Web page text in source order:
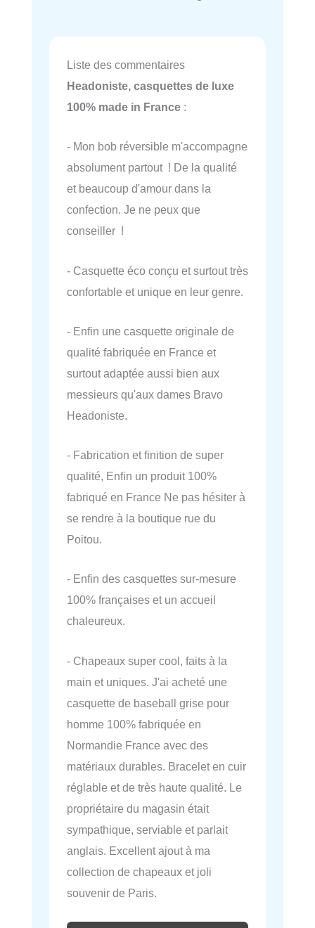
Liste des commentaires
Headoniste, casquettes de luxe
100% made in France :
- Mon bob réversible m'accompagne
absolument partout ! De la qualité
et beaucoup d'amour dans la
confection. Je ne peux que
conseiller !
- Casquette éco conçu et surtout très
confortable et unique en leur genre.
- Enfin une casquette originale de
qualité fabriquée en France et
surtout adaptée aussi bien aux
messieurs qu'aux dames Bravo
Headoniste.
- Fabrication et finition de super
qualité, Enfin un produit 100%
fabriqué en France Ne pas hésiter à
se rendre à la boutique rue du
Poitou.
- Enfin des casquettes sur-mesure
100% françaises et un accueil
chaleureux.
- Chapeaux super cool, faits à la
main et uniques. J'ai acheté une
casquette de baseball grise pour
homme 100% fabriquée en
Normandie France avec des
matériaux durables. Bracelet en cuir
réglable et de très haute qualité. Le
propriétaire du magasin était
sympathique, serviable et parlait
anglais. Excellent ajout à ma
collection de chapeaux et joli
souvenir de Paris.